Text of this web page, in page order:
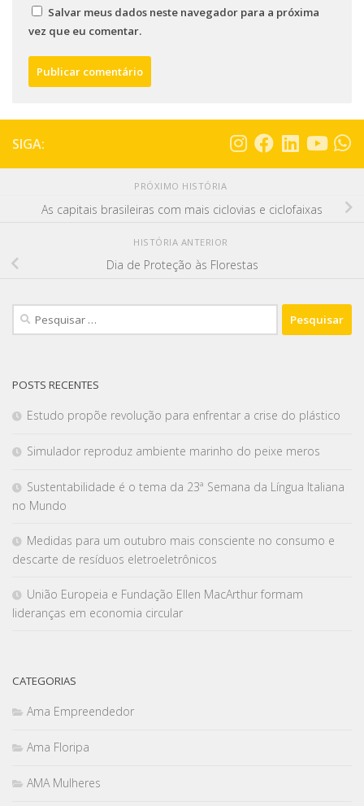
Salvar meus dados neste navegador para a próxima
vez que eu comentar.
SIGA:
PRÓXIMO HISTÓRIA
As capitais brasileiras com mais ciclovias e ciclofaixas
HISTÓRIA ANTERIOR
Dia de Proteção às Florestas
POSTS RECENTES
Estudo propõe revolução para enfrentar a crise do plástico
Simulador reproduz ambiente marinho do peixe meros
Sustentabilidade é o tema da 23ª Semana da Língua Italiana
no Mundo
Medidas para um outubro mais consciente no consumo e
descarte de resíduos eletroeletrônicos
União Europeia e Fundação Ellen MacArthur formam
lideranças em economia circular
CATEGORIAS
Ama Empreendedor
Ama Floripa
AMA Mulheres